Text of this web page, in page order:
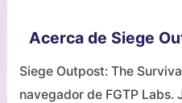
Acerca de Siege
Siege Outpost: The
navegador de FGTP Labs.